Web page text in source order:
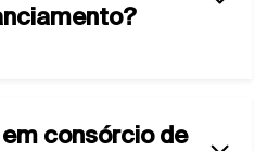
consórcio de